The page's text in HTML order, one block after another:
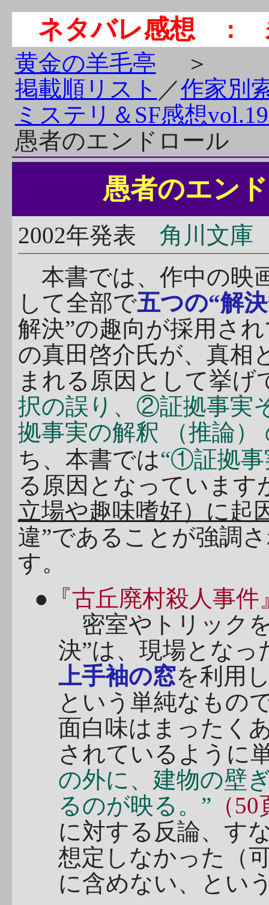
ネタバレ感想 ：
黄金の羊毛亭 ＞
掲載順リスト ／作家別
ミステリ＆SF感想
愚者のエンドロール
愚者のエン
2002年発表 角川文庫
本書では、作中の映
して全部で五つの“解
解決”の趣向が採用さ
の真田啓介氏が、真相
まれる原因として挙げ
択の誤り、②証拠事実
拠事実の解釈 （推論）
ち、本書では“①証拠事
る原因となっています
立場や趣味嗜好）に起
違”であることが強調
す。
● 『古丘廃村殺人事件
密室やトリック
決”は、現場とな
上手袖の窓を利用
という単純なもの
面白味はまったく
されているように
の外に、建物の壁
るのが映る。” （
に対する反論、す
想定しなかった（
に含めない、とい